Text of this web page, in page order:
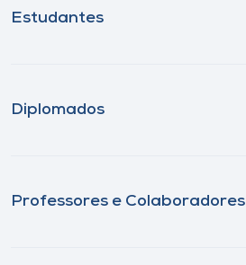
Estudantes
Diplomados
Professores e Colaboradores